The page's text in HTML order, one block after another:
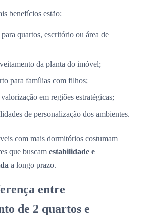
benefícios estão:
quartos, escritório ou área de
da planta do imóvel;
para famílias com filhos;
em regiões estratégicas;
de personalização dos ambientes.
com mais dormitórios costumam
que buscam estabilidade e
a longo prazo.
entre
de 2 quartos e